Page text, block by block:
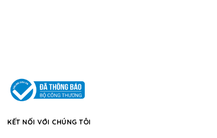
KẾT NỐI VỚI CHÚNG TÔI